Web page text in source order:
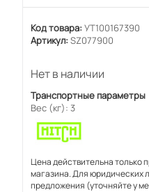
Код товара: УТ100167390
Артикул: SZ077900
Нет в наличии
Транспортные параметры
Вес (кг): 3
Цена действительна только
магазина. Для юридических
предложения (уточняйте у